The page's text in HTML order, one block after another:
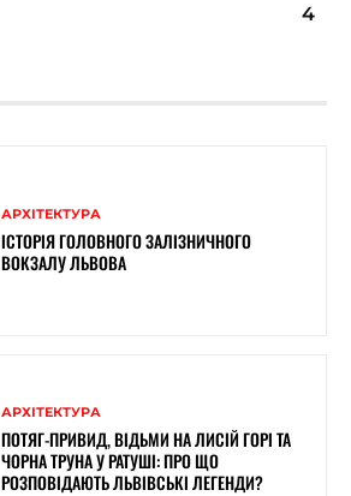
4
АРХІТЕКТУРА
ІСТОРІЯ ГОЛОВНОГО ЗАЛІЗНИЧНОГО
ВОКЗАЛУ ЛЬВОВА
АРХІТЕКТУРА
ПОТЯГ-ПРИВИД, ВІДЬМИ НА ЛИСІЙ ГОРІ ТА
ЧОРНА ТРУНА У РАТУШІ: ПРО ЩО
РОЗПОВІДАЮТЬ ЛЬВІВСЬКІ ЛЕГЕНДИ?